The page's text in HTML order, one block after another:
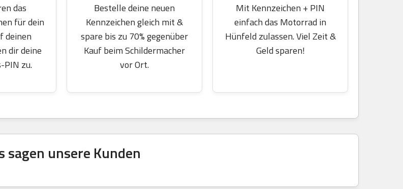
das
für dein
deinen
dir deine
PIN zu.
Bestelle deine neuen
Kennzeichen gleich mit &
spare bis zu 70% gegenüber
Kauf beim Schildermacher
vor Ort.
Mit Kennzeichen + PIN
einfach das Motorrad in
Hünfeld zulassen. Viel Zeit &
Geld sparen!
sagen unsere Kunden